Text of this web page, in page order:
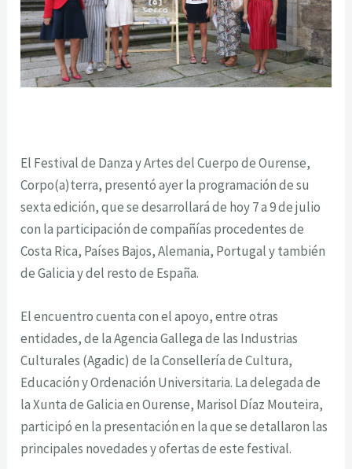
El Festival de Danza y Artes del Cuerpo de Ourense,
Corpo(a)terra, presentó ayer la programación de su
sexta edición, que se desarrollará de hoy 7 a 9 de julio
con la participación de compañías procedentes de
Costa Rica, Países Bajos, Alemania, Portugal y también
de Galicia y del resto de España.
El encuentro cuenta con el apoyo, entre otras
entidades, de la Agencia Gallega de las Industrias
Culturales (Agadic) de la Consellería de Cultura,
Educación y Ordenación Universitaria. La delegada de
la Xunta de Galicia en Ourense, Marisol Díaz Mouteira,
participó en la presentación en la que se detallaron las
principales novedades y ofertas de este festival.